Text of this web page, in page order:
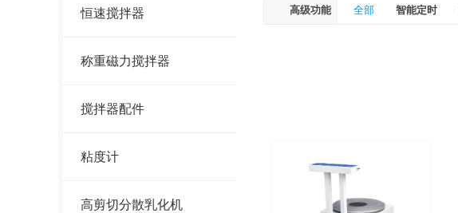
恒速搅拌器
称重磁力搅拌器
搅拌器配件
粘度计
高剪切分散乳化机
高级功能 全部 智能定时